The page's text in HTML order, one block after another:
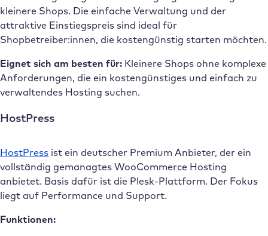
kleinere Shops. Die einfache Verwaltung und der
attraktive Einstiegspreis sind ideal für
Shopbetreiber:innen, die kostengünstig starten möchten.
Eignet sich am besten für: Kleinere Shops ohne komplexe
Anforderungen, die ein kostengünstiges und einfach zu
verwaltendes Hosting suchen.
HostPress
HostPress ist ein deutscher Premium Anbieter, der ein
vollständig gemanagtes WooCommerce Hosting
anbietet. Basis dafür ist die Plesk-Plattform. Der Fokus
liegt auf Performance und Support.
Funktionen: